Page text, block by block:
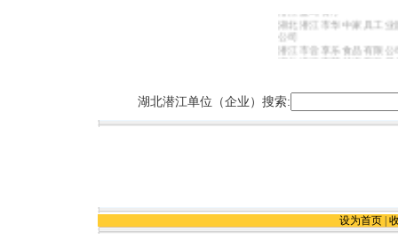
湖北潜江市华中家具工业
公司
潜江市尝享乐食品有限公
湖北潜江市荣越汽车租赁
湖北潜江市金长城职业教
潜江市精创智能化系统工
武汉建银汽车海马销售服
湖北潜江单位（企业）搜索:
设为首页